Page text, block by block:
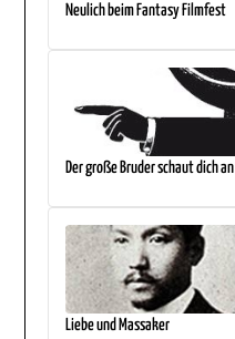
Neulich beim Fantasy Filmfest
Der große Bruder schaut dich an
Liebe und Massaker